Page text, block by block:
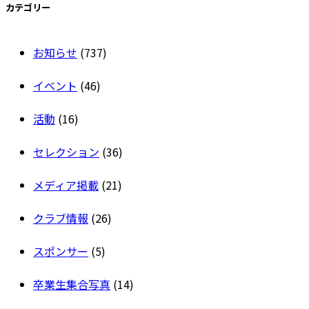
カテゴリー
お知らせ (737)
イベント (46)
活動 (16)
セレクション (36)
メディア掲載 (21)
クラブ情報 (26)
スポンサー (5)
卒業生集合写真 (14)